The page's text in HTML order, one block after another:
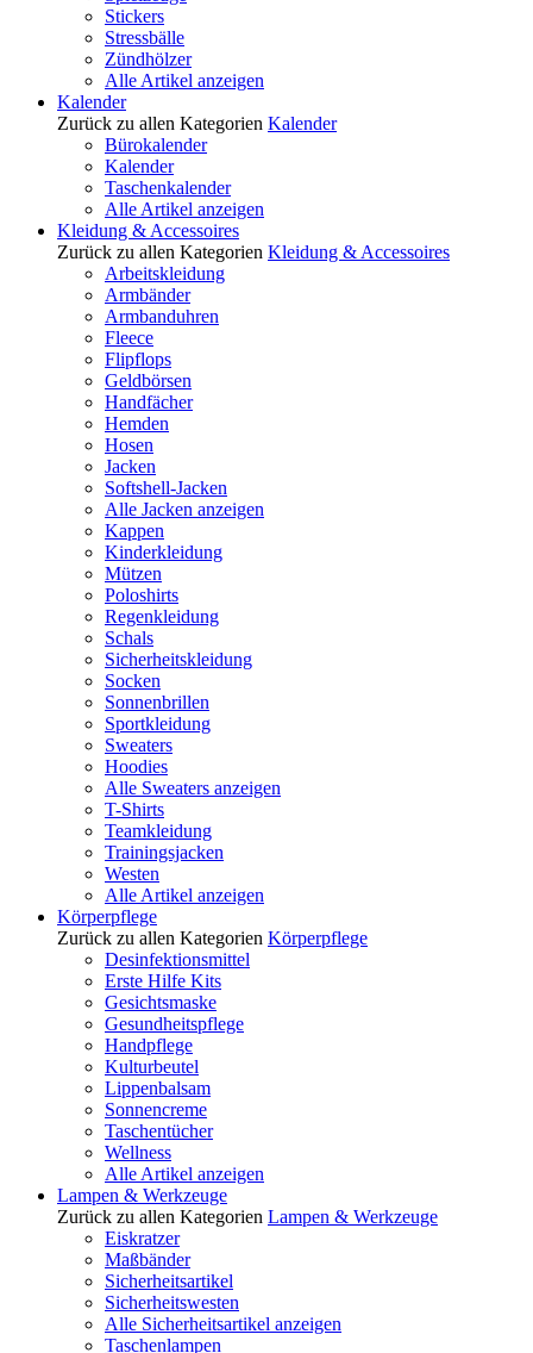
Stickers
Stressbälle
Zündhölzer
Alle Artikel anzeigen
Kalender
Zurück zu allen Kategorien Kalender
Bürokalender
Kalender
Taschenkalender
Alle Artikel anzeigen
Kleidung & Accessoires
Zurück zu allen Kategorien Kleidung & Accessoires
Arbeitskleidung
Armbänder
Armbanduhren
Fleece
Flipflops
Geldbörsen
Handfächer
Hemden
Hosen
Jacken
Softshell-Jacken
Alle Jacken anzeigen
Kappen
Kinderkleidung
Mützen
Poloshirts
Regenkleidung
Schals
Sicherheitskleidung
Socken
Sonnenbrillen
Sportkleidung
Sweaters
Hoodies
Alle Sweaters anzeigen
T-Shirts
Teamkleidung
Trainingsjacken
Westen
Alle Artikel anzeigen
Körperpflege
Zurück zu allen Kategorien Körperpflege
Desinfektionsmittel
Erste Hilfe Kits
Gesichtsmaske
Gesundheitspflege
Handpflege
Kulturbeutel
Lippenbalsam
Sonnencreme
Taschentücher
Wellness
Alle Artikel anzeigen
Lampen & Werkzeuge
Zurück zu allen Kategorien Lampen & Werkzeuge
Eiskratzer
Maßbänder
Sicherheitsartikel
Sicherheitswesten
Alle Sicherheitsartikel anzeigen
Taschenlampen